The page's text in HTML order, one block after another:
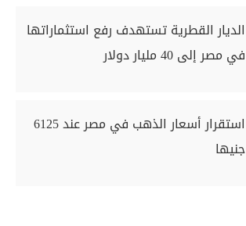
الديار القطرية تستهدف رفع استثماراتها
في مصر إلى 40 مليار دولار
استقرار أسعار الذهب في مصر عند 6125
جنيها